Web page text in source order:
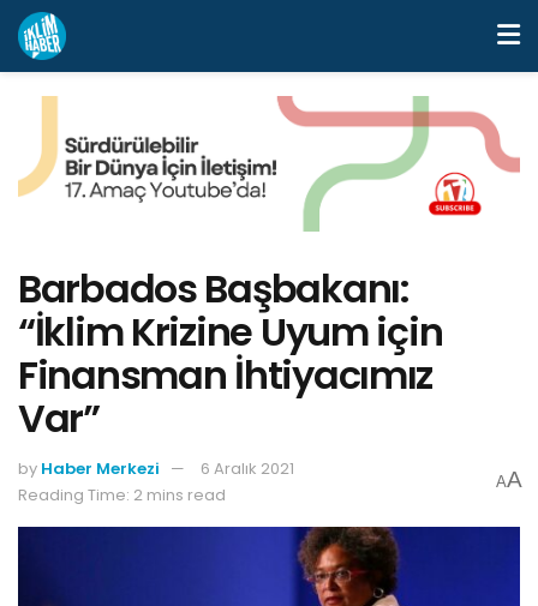
Barbados Başbakanı:
“İklim Krizine Uyum için
Finansman İhtiyacımız
Var”
by Haber Merkezi
6 Aralık 2021
Reading Time: 2 mins read
AA